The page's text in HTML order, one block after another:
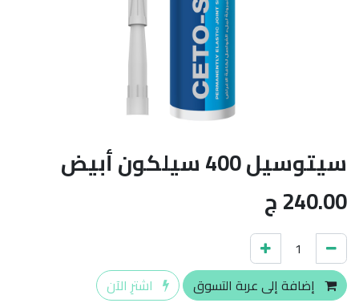
سيتوسيل 400 سيلكون أبيض
240.00ج
إضافة إلى عربة التسوق اشترِ الآن